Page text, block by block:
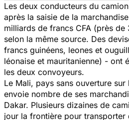
Les deux conducteurs du
après la saisie de la
milliards de francs CFA (près
selon la même source. Des
francs guinéens, leones et
léonaise et mauritanienne) - ont
les deux convoyeurs.
Le Mali, pays sans ouverture
envoie nombre de ses
Dakar. Plusieurs dizaines de
jour la frontière pour transporter